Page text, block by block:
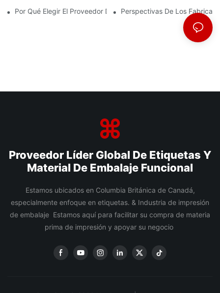
Por Qué Elegir El Proveedor De Película BOPP Adecuado Es
Perspectivas De Los
Proveedor Líder Global De Etiquetas Y
Material De Embalaje Funcional
Estamos ubicados en Columbia Británica de Canadá,
especialmente enfoque en etiquetas. & Industria de impresión
de embalaje Estamos aquí para facilitar su compra de materia
prima de impresión y apoyar su negocio